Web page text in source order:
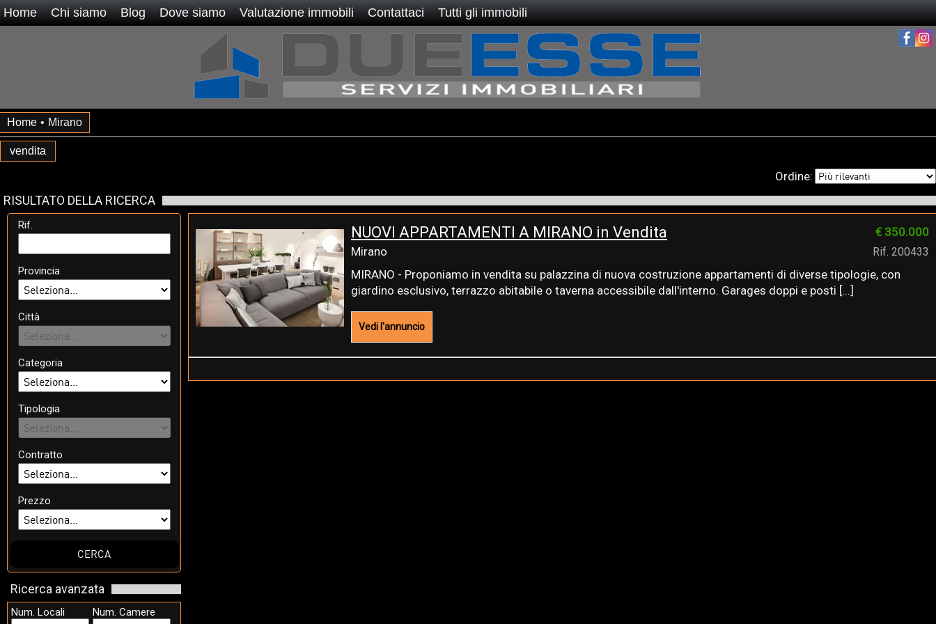
Home Chi siamo Blog Dove siamo Valutazione immobili Contattaci Tutti gli immobili
Home • Mirano
vendita
Ordine:
RISULTATO DELLA RICERCA
Rif.
Provincia
Città
Categoria
Tipologia
Contratto
Prezzo
Ricerca avanzata
Num. Locali Num. Camere
€ 350.000
Rif. 200433
NUOVI APPARTAMENTI A MIRANO in Vendita
Mirano
MIRANO - Proponiamo in vendita su palazzina di nuova costruzione appartamenti di diverse tipologie, con
giardino esclusivo, terrazzo abitabile o taverna accessibile dall'interno. Garages doppi e posti [...]
Vedi l'annuncio